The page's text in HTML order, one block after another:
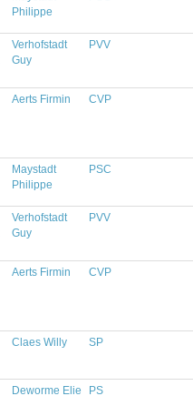
Philippe
Verhofstadt
Guy
PVV
Aerts Firmin CVP
Maystadt
Philippe
PSC
Verhofstadt
Guy
PVV
Aerts Firmin CVP
Claes Willy SP
Deworme Elie PS